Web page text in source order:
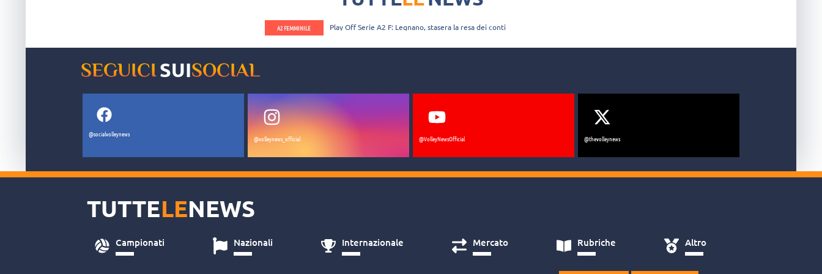
A2 FEMMINILE Play Off Serie A2 F: Legnano, stasera la resa dei conti
SEGUICISUISOCIAL
@socialvolleynews
@volleynews_official @VolleyNewsOfficial @thevolleynews
TUTTELENEWS
Campionati Nazionali Internazionale Mercato Rubriche Altro